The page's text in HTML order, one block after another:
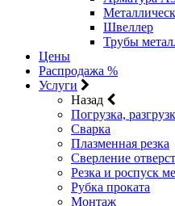
Швеллер
Трубы
Цены
Распродажа %
Услуги
Назад
Погрузка,
Сварка
Плазменная резка
Сверление
Резка и роспуск
Рубка проката
Монтаж